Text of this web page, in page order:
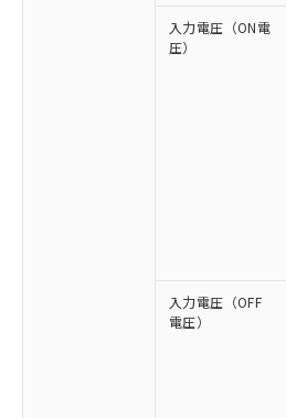
入力電圧（ON電
圧）
入力電圧（OFF
電圧）